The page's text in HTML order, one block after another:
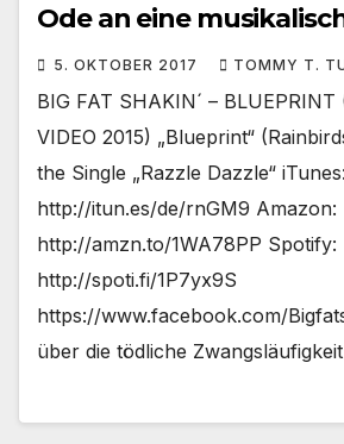
Ode an eine
5. OKTOBER 2017 TOMMY T.
BIG FAT SHAKIN´ – BLUEPRINT
VIDEO 2015) „Blueprint“
the Single „Razzle Dazzle“ iTunes:
http://itun.es/de/rnGM9 Amazon:
http://amzn.to/1WA78PP Spotify:
http://spoti.fi/1P7yx9S
https://www.facebook.com/
über die tödliche